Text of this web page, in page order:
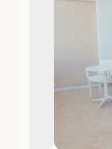
diseñado
uno a su